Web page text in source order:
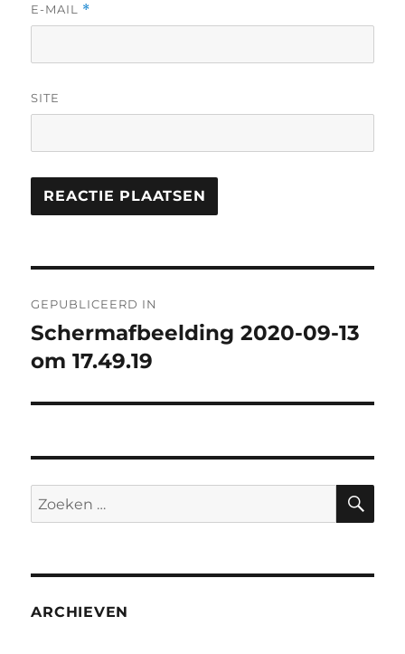
E-MAIL *
SITE
navigatie
GEPUBLICEERD IN
Schermafbeelding 2020-09-13
om 17.49.19
Zoeken
naar:
ARCHIEVEN